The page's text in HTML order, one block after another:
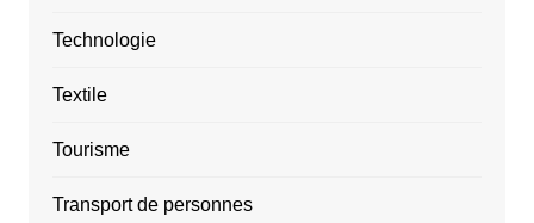
Technologie
Textile
Tourisme
Transport de personnes